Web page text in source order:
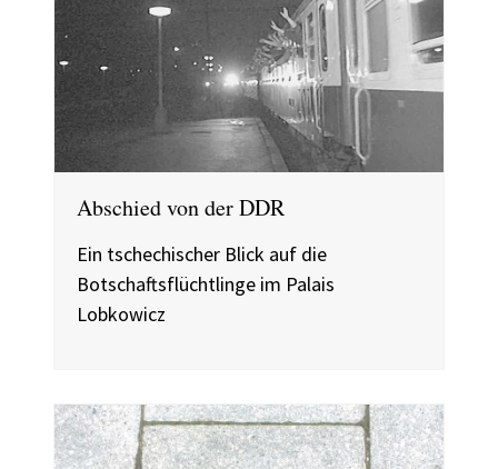
Abschied von der DDR
Ein tschechischer Blick auf die
Botschaftsflüchtlinge im Palais
Lobkowicz